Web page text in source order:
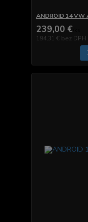
ANDROID 14
239,00 €
194,31 € bez DPH